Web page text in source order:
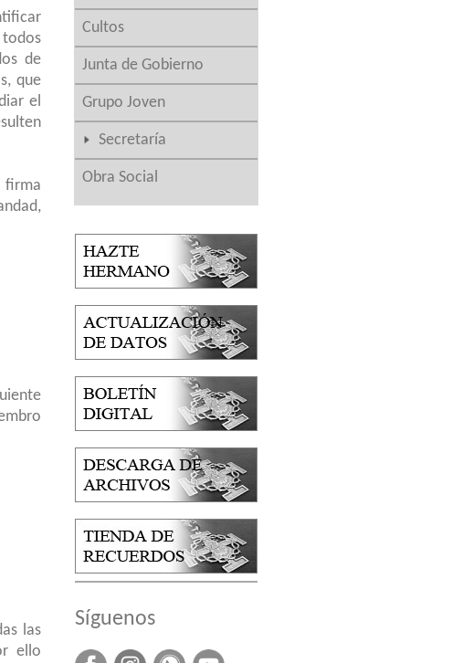
todos
de
que
el
firma
las
ello
Cultos
Junta de Gobierno
Grupo Joven
Secretaría
Obra Social
Síguenos